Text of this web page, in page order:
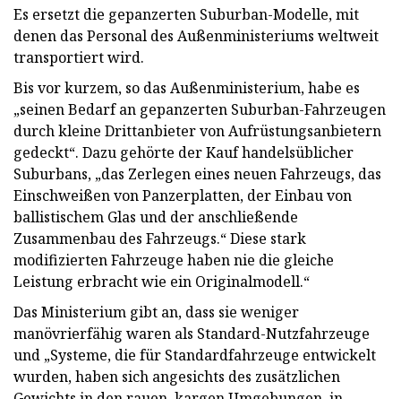
Es ersetzt die gepanzerten Suburban-Modelle, mit
denen das Personal des Außenministeriums weltweit
transportiert wird.
Bis vor kurzem, so das Außenministerium, habe es
„seinen Bedarf an gepanzerten Suburban-Fahrzeugen
durch kleine Drittanbieter von Aufrüstungsanbietern
gedeckt“. Dazu gehörte der Kauf handelsüblicher
Suburbans, „das Zerlegen eines neuen Fahrzeugs, das
Einschweißen von Panzerplatten, der Einbau von
ballistischem Glas und der anschließende
Zusammenbau des Fahrzeugs.“ Diese stark
modifizierten Fahrzeuge haben nie die gleiche
Leistung erbracht wie ein Originalmodell.“
Das Ministerium gibt an, dass sie weniger
manövrierfähig waren als Standard-Nutzfahrzeuge
und „Systeme, die für Standardfahrzeuge entwickelt
wurden, haben sich angesichts des zusätzlichen